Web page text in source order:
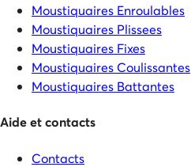
Moustiquaires Enroulables
Moustiquaires Plissees
Moustiquaires Fixes
Moustiquaires Coulissantes
Moustiquaires Battantes
Aide et contacts
Contacts